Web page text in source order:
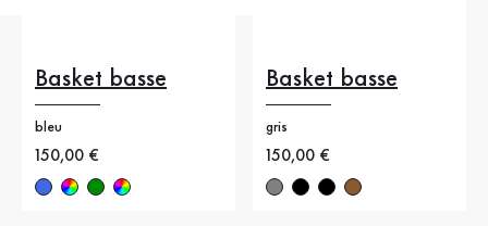
Basket basse
bleu
Nouveau prix
150,00 €
Basket basse
gris
Nouveau prix
150,00 €